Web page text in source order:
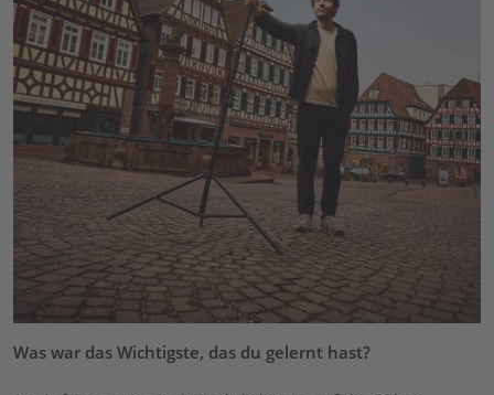
Was war das Wichtigste, das du gelernt hast?